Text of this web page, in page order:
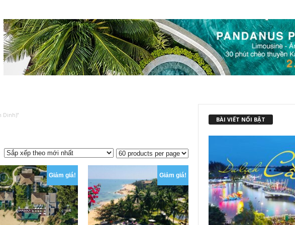
Dinh)”
Giảm giá! Giảm giá!
BÀI VIẾT NỔI BẬT